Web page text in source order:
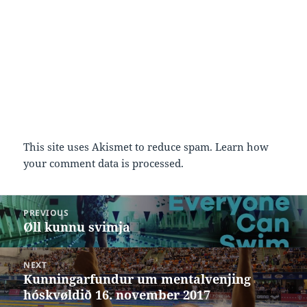
This site uses Akismet to reduce spam.Learn how
your comment data is processed.
Post
navigation
PREVIOUS
Previous
post:
Øll kunnu svimja
NEXT
Next
post:
Kunningarfundur um mentalvenjing
hóskvøldið 16. november 2017